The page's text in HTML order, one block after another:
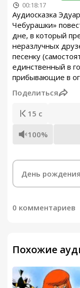
00:18:17
Аудиосказка
Чебурашки»
дне, в который
неразлучных
песенку
единственный в
прибывающие в
Поделиться
15 с
100%
День
0 комментариев
Похожие